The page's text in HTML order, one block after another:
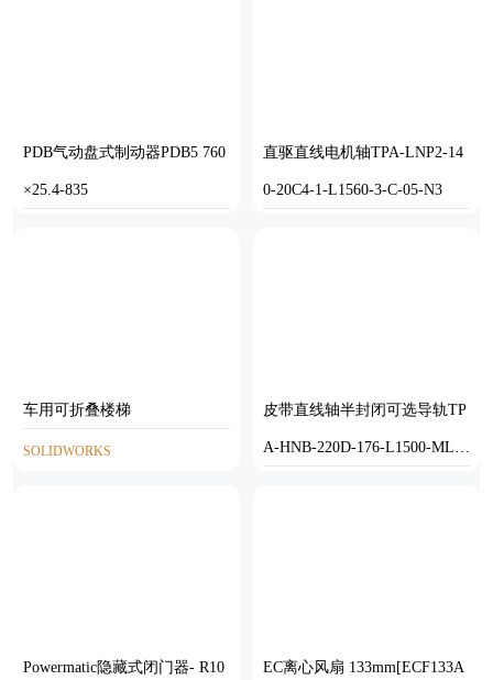
PDB气动盘式制动器PDB5 760
×25.4-835
直驱直线电机轴TPA-LNP2-14
0-20C4-1-L1560-3-C-05-N3
车用可折叠楼梯
SOLIDWORKS
皮带直线轴半封闭可选导轨TP
A-HNB-220D-176-L1500-ML-C
Powermatic隐藏式闭门器- R10 EC离心风扇 133mm[ECF133A